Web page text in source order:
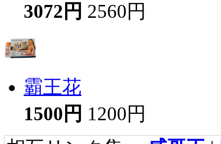
3072円 2560円
霸王花
1500円 1200円